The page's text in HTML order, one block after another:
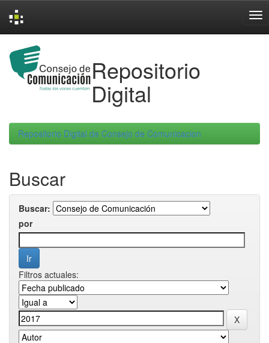
navigation
Repositorio
Digital
Repositorio Digital de Consejo de Comunicacion
Buscar
Buscar:
por
Filtros actuales: